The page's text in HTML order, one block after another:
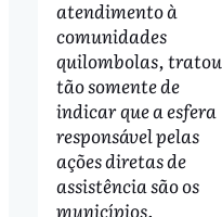
atendimento à
comunidades
quilombolas, tratou
tão somente de
indicar que a esfera
responsável pelas
ações diretas de
assistência são os
municípios.